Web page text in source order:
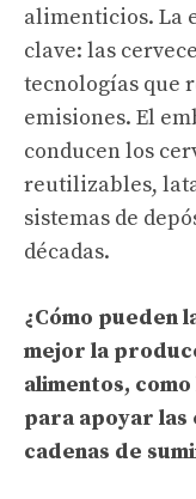
alimenticios. La
clave: las
tecnologías que
emisiones. El
conducen los
reutilizables,
sistemas de
décadas.
¿Cómo pueden
mejor la
alimentos,
para apoyar las
cadenas de